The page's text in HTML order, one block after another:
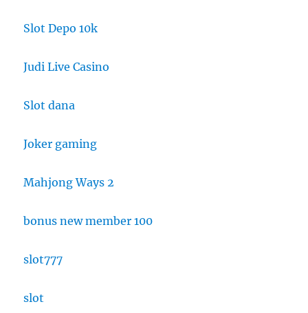
Slot Depo 10k
Judi Live Casino
Slot dana
Joker gaming
Mahjong Ways 2
bonus new member 100
slot777
slot